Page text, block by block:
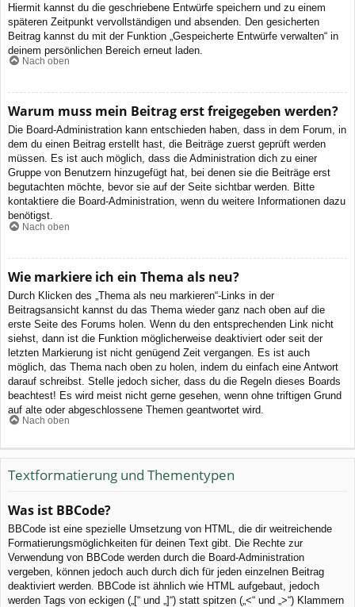
Hiermit kannst du die geschriebene Entwürfe speichern und zu einem
späteren Zeitpunkt vervollständigen und absenden. Den gesicherten
Beitrag kannst du mit der Funktion „Gespeicherte Entwürfe verwalten“ in
deinem persönlichen Bereich erneut laden.
Nach oben
Warum muss mein Beitrag erst freigegeben werden?
Die Board-Administration kann entschieden haben, dass in dem Forum, in
dem du einen Beitrag erstellt hast, die Beiträge zuerst geprüft werden
müssen. Es ist auch möglich, dass die Administration dich zu einer
Gruppe von Benutzern hinzugefügt hat, bei denen sie die Beiträge erst
begutachten möchte, bevor sie auf der Seite sichtbar werden. Bitte
kontaktiere die Board-Administration, wenn du weitere Informationen dazu
benötigst.
Nach oben
Wie markiere ich ein Thema als neu?
Durch Klicken des „Thema als neu markieren“-Links in der
Beitragsansicht kannst du das Thema wieder ganz nach oben auf die
erste Seite des Forums holen. Wenn du den entsprechenden Link nicht
siehst, dann ist die Funktion möglicherweise deaktiviert oder seit der
letzten Markierung ist nicht genügend Zeit vergangen. Es ist auch
möglich, das Thema nach oben zu holen, indem du einfach eine Antwort
darauf schreibst. Stelle jedoch sicher, dass du die Regeln dieses Boards
beachtest! Es wird meist nicht gerne gesehen, wenn ohne triftigen Grund
auf alte oder abgeschlossene Themen geantwortet wird.
Nach oben
Textformatierung und Thementypen
Was ist BBCode?
BBCode ist eine spezielle Umsetzung von HTML, die dir weitreichende
Formatierungsmöglichkeiten für deinen Text gibt. Die Rechte zur
Verwendung von BBCode werden durch die Board-Administration
vergeben, können jedoch auch durch dich für jeden einzelnen Beitrag
deaktiviert werden. BBCode ist ähnlich wie HTML aufgebaut, jedoch
werden Tags von eckigen („[“ und „]“) statt spitzen („<“ und „>“) Klammern